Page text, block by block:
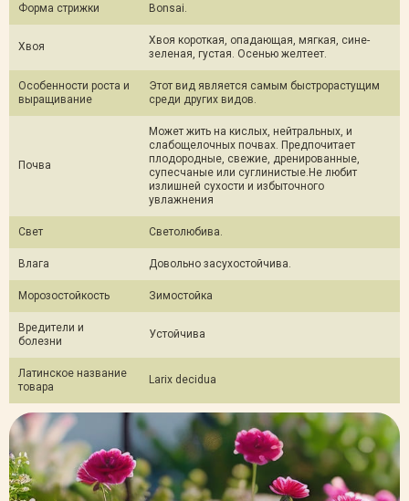
Форма стрижки Bonsai.
Хвоя
Хвоя короткая, опадающая, мягкая, сине-
зеленая, густая. Осенью желтеет.
Особенности роста и
выращивание
Этот вид является самым быстрорастущим
среди других видов.
Почва
Может жить на кислых, нейтральных, и
слабощелочных почвах. Предпочитает
плодородные, свежие, дренированные,
супесчаные или суглинистые.Не любит
излишней сухости и избыточного
увлажнения
Свет Светолюбива.
Влага Довольно засухостойчива.
Морозостойкость Зимостойка
Вредители и
болезни
Устойчива
Латинское название
товара
Larix decidua